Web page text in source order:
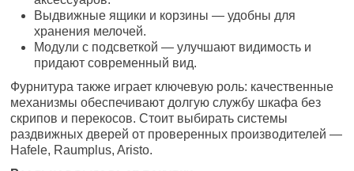
Выдвижные ящики и корзины — удобны для
хранения мелочей.
Модули с подсветкой — улучшают видимость и
придают современный вид.
Фурнитура также играет ключевую роль: качественные
механизмы обеспечивают долгую службу шкафа без
скрипов и перекосов. Стоит выбирать системы
раздвижных дверей от проверенных производителей —
Hafele, Raumplus, Aristo.